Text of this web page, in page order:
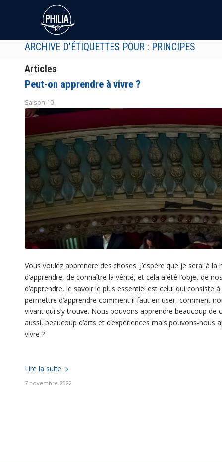
ARCHIVE D’ÉTIQUETTES POUR : PRINCIPES
Articles
Peut-on apprendre à vivre ?
Saison 10
Vous voulez apprendre des choses. J’espère que je serai à
d’apprendre, de connaître la vérité, et cela a été l’objet de
d’apprendre, le savoir le plus essentiel est celui qui
permettre d’apprendre comment il faut en user, comment
vivant qui s’y trouve. Nous pouvons apprendre beaucoup
aussi, beaucoup d’arts et d’expériences mais pouvons-
vivre ?
Lire la suite
7 novembre 2022